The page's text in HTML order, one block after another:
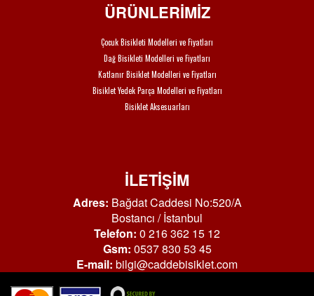
ÜRÜNLERİMİZ
Çocuk Bisikleti Modelleri ve Fiyatları
Dağ Bisikleti Modelleri ve Fiyatları
Katlanır Bisiklet Modelleri ve Fiyatları
Bisiklet Yedek Parça Modelleri ve Fiyatları
Bisiklet Aksesuarları
İLETİŞİM
Adres: Bağdat Caddesi No:520/A
Bostancı / İstanbul
Telefon: 0 216 362 15 12
Gsm: 0537 830 53 45
E-mail: bilgi@caddebisiklet.com